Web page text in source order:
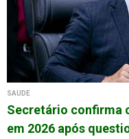
SAÚDE
Secretário confirma
em 2026 após